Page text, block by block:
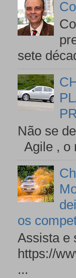
sete
Não se
Agile ,
os
Assista e
https://
...